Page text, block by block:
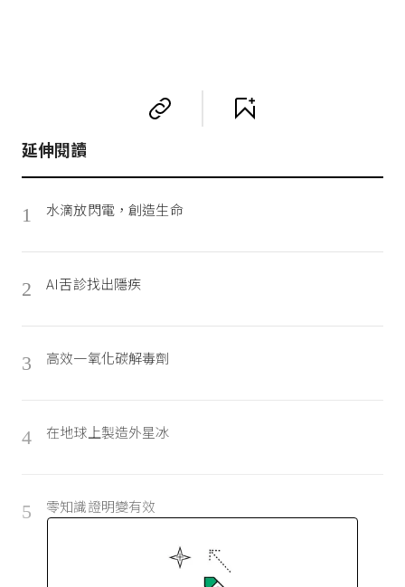
延伸閱讀
1 水滴放閃電，創造生命
2 AI舌診找出隱疾
3 高效一氧化碳解毒劑
4 在地球上製造外星冰
5 零知識證明變有效